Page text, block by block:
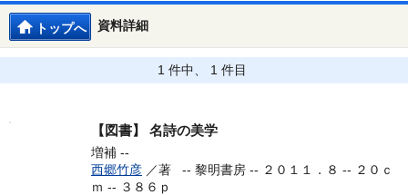
資料詳細
トップへ
1 件中、 1 件目
【図書】 名詩の美学
増補 --
西郷竹彦 ／著 -- 黎明書房 -- ２０１１．８ -- ２０ｃ
ｍ -- ３８６ｐ